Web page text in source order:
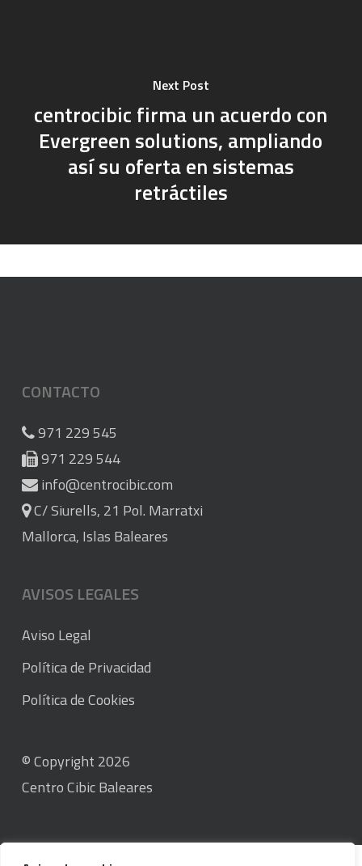
Next Post
centrocibic firma un acuerdo con
Evergreen solutions, ampliando
así su oferta en sistemas
retráctiles
CONTACTO
971 229 545
971 229 544
info@centrocibic.com
C/ Siurells, 21 Pol. Marratxi
Mallorca, Islas Baleares
AVISOS LEGALES
Aviso Legal
Política de Privacidad
Política de Cookies
© Copyright 2026
Centro Cibic Baleares